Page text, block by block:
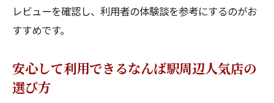
レビューを確認し、利用者の体験談を参考にするのがお
すすめです。
安心して利用できるなんば駅周辺人気店の
選び方